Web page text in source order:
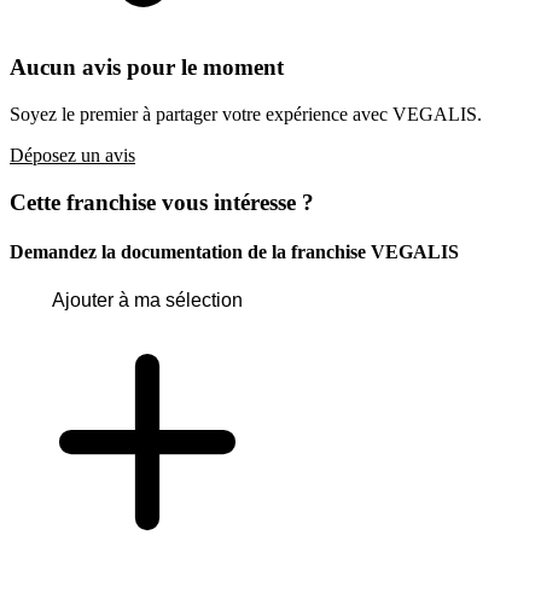
Aucun avis pour le moment
Soyez le premier à partager votre expérience avec VEGALIS.
Déposez un avis
Cette franchise vous intéresse ?
Demandez la documentation de la franchise VEGALIS
Ajouter à ma sélection